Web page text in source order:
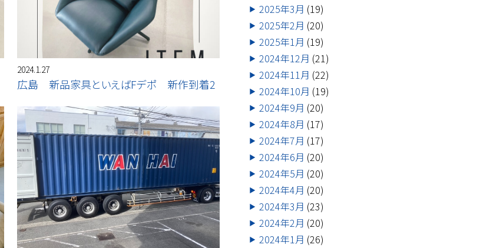
2024.1.27
広島 新品家具といえばFデポ 新作到着2
2025年3月 (19)
2025年2月 (20)
2025年1月 (19)
2024年12月 (21)
2024年11月 (22)
2024年10月 (19)
2024年9月 (20)
2024年8月 (17)
2024年7月 (17)
2024年6月 (20)
2024年5月 (20)
2024年4月 (20)
2024年3月 (23)
2024年2月 (20)
2024年1月 (26)